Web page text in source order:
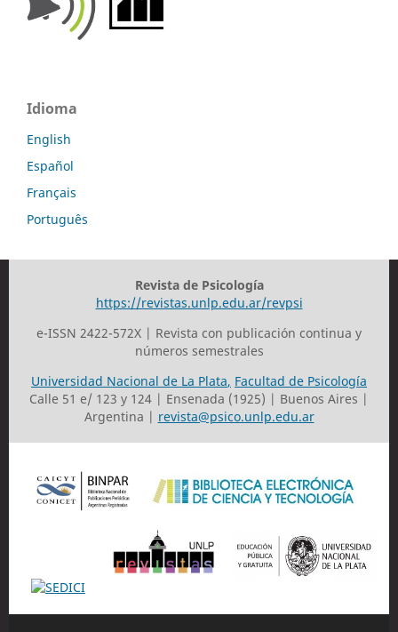
Idioma
English
Español
Français
Português
Revista de Psicología
https://revistas.unlp.edu.ar/revpsi
e-ISSN 2422-572X | Revista con publicación continua y
números semestrales
Universidad Nacional de La Plata, Facultad de Psicología
Calle 51 e/ 123 y 124 | Ensenada (1925) | Buenos Aires |
Argentina | revista@psico.unlp.edu.ar